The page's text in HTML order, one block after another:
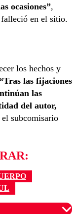
ocasiones”,
en el sitio.
los hechos y
“Tras las fijaciones
las
del autor,
subcomisario